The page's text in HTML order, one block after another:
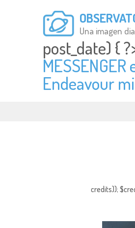
Una imagen
post_date) {
Endeavour
credits));